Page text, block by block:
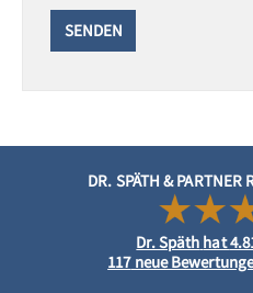
DR. SPÄTH & PARTNER
Dr. Späth hat
117neue